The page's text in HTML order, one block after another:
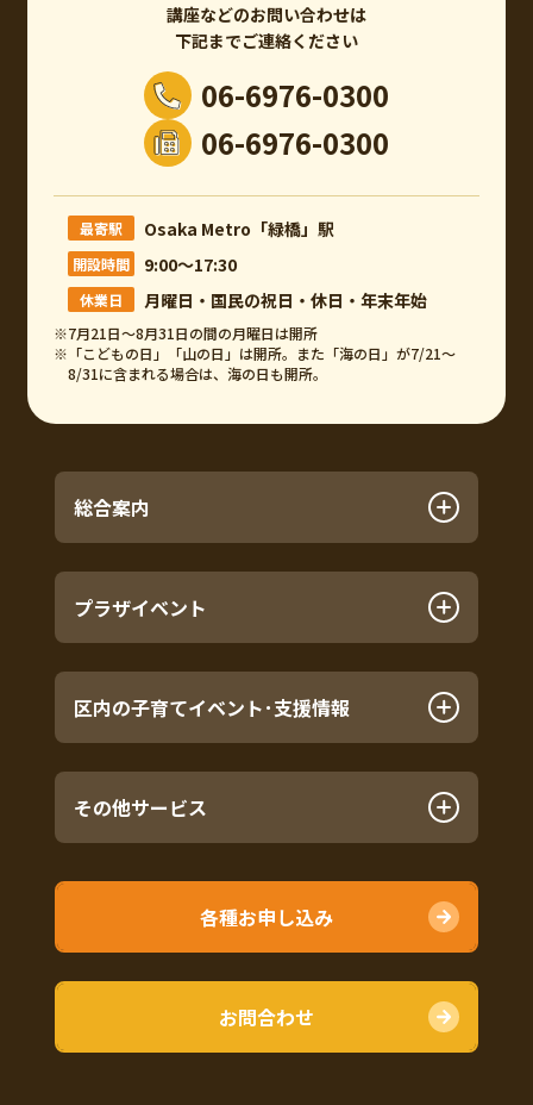
講座などのお問い合わせは
下記までご連絡ください
06-6976-0300
06-6976-0300
最寄駅 Osaka Metro「緑橋」駅
開設時間 9:00～17:30
休業日 月曜日・国民の祝日・休日・年末年始
※7月21日～8月31日の間の月曜日は開所
※「こどもの日」「山の日」は開所。また「海の日」が7/21～
8/31に含まれる場合は、海の日も開所。
総合案内
プラザイベント
区内の子育てイベント･支援情報
その他サービス
各種お申し込み
お問合わせ